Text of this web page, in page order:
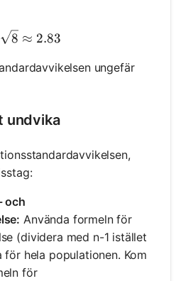
σ = \sqrt{8} ≈ 2.83
8 ≈ 2.83
ungefär
undvika
och
Använda formeln för
(dividera med n-1 istället
hela populationen. Kom
för